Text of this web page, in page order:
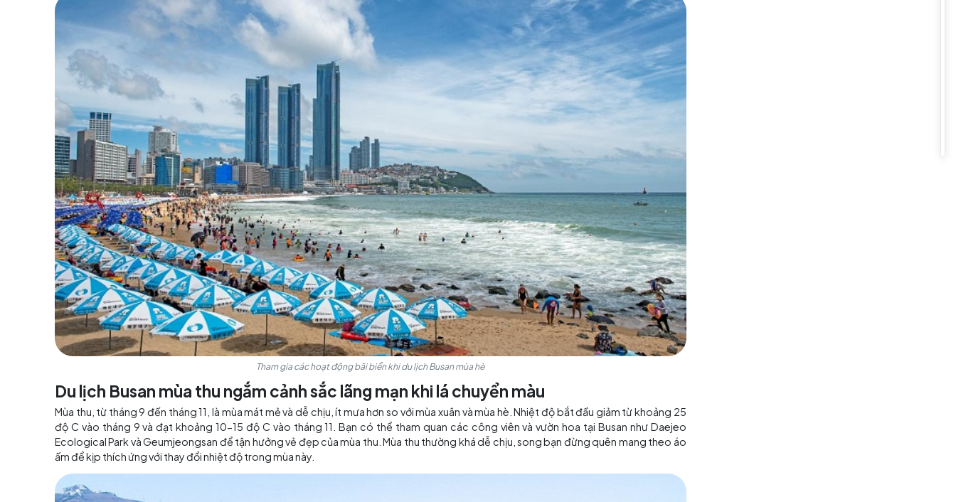
Ngắm hoa anh đào vào mùa xuân tại Busan
Du lịch Busan mùa hè khám phá những bãi biển tuyệt đẹp
Mùa hè, từ tháng 6 đến tháng 8, là mùa nắng rực rỡ ở Busan. Nhiệt độ tăng lên đáng kể và dao động từ 25 đến 30 độ C. Mùa này thường
khá ẩm, với lượng mưa có thể xuất hiện vào tháng 6 và 7.
Busan nổi tiếng với các bãi biển đẹp và đa dạng như Haeundae Beach và Gwangalli Beach để bạn thư giãn, tắm biển và tham gia các
hoạt động thể thao trên biển như lướt sóng. Để tận hưởng trọn vẹn mùa hè rực rỡ, bạn nhớ mang theo kem chống nắng, kính râm và phụ
kiện đi biển để bảo vệ bản thân khỏi tác động của ánh nắng Mặt Trời. Ngoài ra, hãy chuẩn bị đồ bơi, khăn tắm, trang phục thoải mái phù
hợp cho các hoạt động ngoài trời.